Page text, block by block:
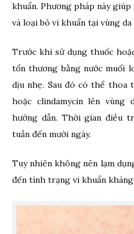
khuẩn. Phương pháp này
và loại bỏ vi khuẩn tại vùng
Trước khi sử dụng thuốc
tổn thương bằng nước muối
dịu nhẹ. Sau đó có thể thoa
hoặc clindamycin lên vùng
hướng dẫn. Thời gian điều
tuần đến mười ngày.
Tuy nhiên không nên lạm
đến tình trạng vi khuẩn